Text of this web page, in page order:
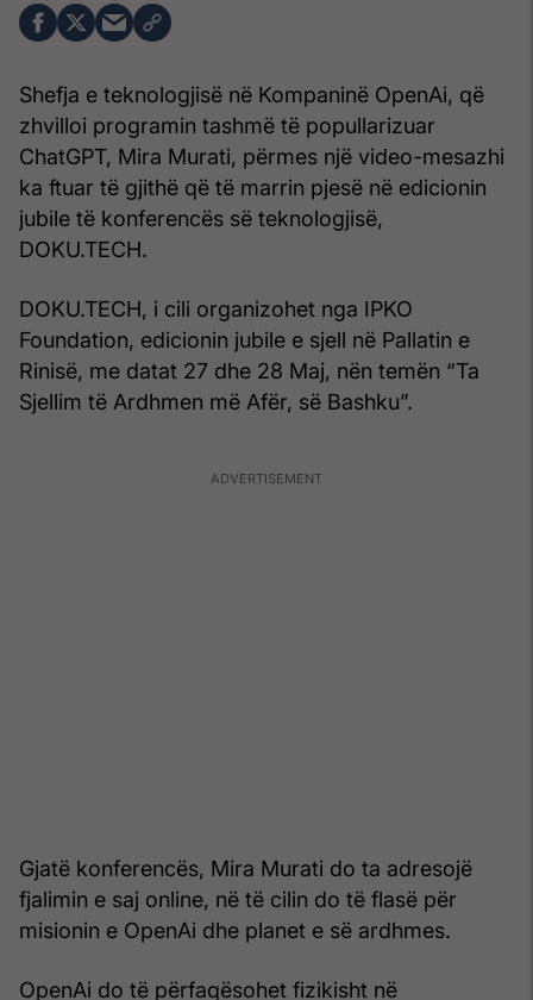
Shefja e teknologjisë në Kompaninë OpenAi, që
zhvilloi programin tashmë të popullarizuar
ChatGPT, Mira Murati, përmes një video-mesazhi
ka ftuar të gjithë që të marrin pjesë në edicionin
jubile të konferencës së teknologjisë,
DOKU.TECH.
DOKU.TECH, i cili organizohet nga IPKO
Foundation, edicionin jubile e sjell në Pallatin e
Rinisë, me datat 27 dhe 28 Maj, nën temën “Ta
Sjellim të Ardhmen më Afër, së Bashku”.
Gjatë konferencës, Mira Murati do ta adresojë
fjalimin e saj online, në të cilin do të flasë për
misionin e OpenAi dhe planet e së ardhmes.
OpenAi do të përfaqësohet fizikisht në